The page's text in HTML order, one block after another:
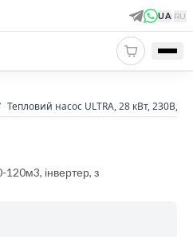
UA| RU
Тепловий насос ULTRA, 28 кВт, 230В,
інвертер, з